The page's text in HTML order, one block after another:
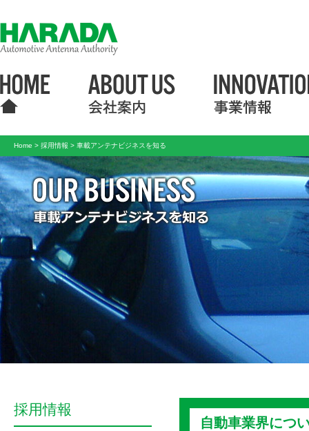
Home > 採用情報 > 車載アンテナビジネスを知る
採用情報
自動車業界につ